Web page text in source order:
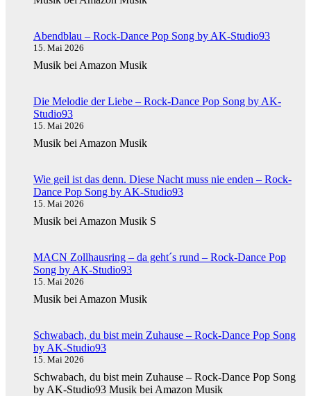
Abendblau – Rock-Dance Pop Song by AK-Studio93
15. Mai 2026
Musik bei Amazon Musik
Die Melodie der Liebe – Rock-Dance Pop Song by AK-
Studio93
15. Mai 2026
Musik bei Amazon Musik
Wie geil ist das denn. Diese Nacht muss nie enden – Rock-
Dance Pop Song by AK-Studio93
15. Mai 2026
Musik bei Amazon Musik S
MACN Zollhausring – da geht´s rund – Rock-Dance Pop
Song by AK-Studio93
15. Mai 2026
Musik bei Amazon Musik
Schwabach, du bist mein Zuhause – Rock-Dance Pop Song
by AK-Studio93
15. Mai 2026
Schwabach, du bist mein Zuhause – Rock-Dance Pop Song
by AK-Studio93 Musik bei Amazon Musik